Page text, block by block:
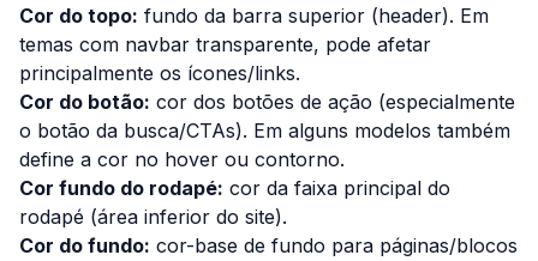
Cor do topo: fundo da barra superior (header). Em
temas com navbar transparente, pode afetar
principalmente os ícones/links.
Cor do botão: cor dos botões de ação (especialmente
o botão da busca/CTAs). Em alguns modelos também
define a cor no hover ou contorno.
Cor fundo do rodapé: cor da faixa principal do
rodapé (área inferior do site).
Cor do fundo: cor-base de fundo para páginas/blocos